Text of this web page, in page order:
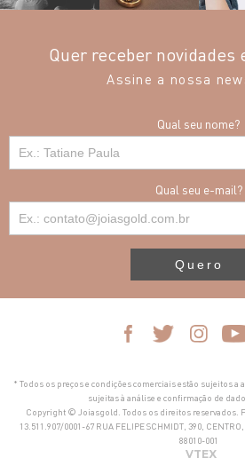
Quer receber novidades
Assine a nossa
Qual seu nome?
Qual seu e-mail?
Quero
* Todos os preços e condições comerciais estão sujeitos a
sujeitas à análise e confirmação de
Copyright © Joiasgold. Todos os direitos reservados.
13.511.907/0001-67 RUA FELIPE SCHMIDT, 390,
88010-001
VTEX